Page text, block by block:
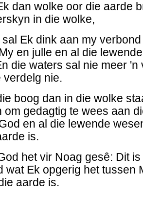
dan wolke oor die aarde
in die wolke,
sal Ek dink aan my
en julle en al die
die waters sal nie meer 'n
verdelg nie.
boog dan in die wolke
om gedagtig te wees aan
en al die lewende
is.
het vir Noag gesê: Dit
wat Ek opgerig het tussen
aarde is.